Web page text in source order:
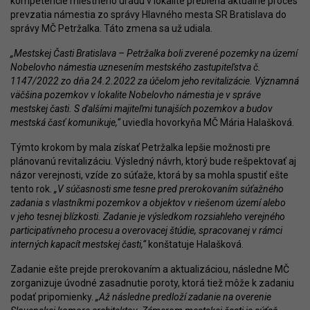
prevzatia námestia zo správy Hlavného mesta SR Bratislava do
správy MČ Petržalka. Táto zmena sa už udiala.
„Mestskej Časti Bratislava – Petržalka boli zverené pozemky na území
Nobelovho námestia uznesením mestského zastupiteľstva č.
1147/2022 zo dňa 24.2.2022 za účelom jeho revitalizácie. Významná
väčšina pozemkov v lokalite Nobelovho námestia je v správe
mestskej časti. S ďalšími majiteľmi tunajších pozemkov a budov
mestská časť komunikuje,“uviedla hovorkyňa MČ Mária Halašková.
Týmto krokom by mala získať Petržalka lepšie možnosti pre
plánovanú revitalizáciu. Výsledný návrh, ktorý bude rešpektovať aj
názor verejnosti, vzíde zo súťaže, ktorá by sa mohla spustiť ešte
tento rok. „V súčasnosti sme tesne pred prerokovaním súťažného
zadania s vlastníkmi pozemkov a objektov v riešenom území alebo
v jeho tesnej blízkosti. Zadanie je výsledkom rozsiahleho verejného
participatívneho procesu a overovacej štúdie, spracovanej v rámci
interných kapacít mestskej časti,“konštatuje Halašková.
Zadanie ešte prejde prerokovaním a aktualizáciou, následne MČ
zorganizuje úvodné zasadnutie poroty, ktorá tiež môže k zadaniu
podať pripomienky. „Až následne predloží zadanie na overenie